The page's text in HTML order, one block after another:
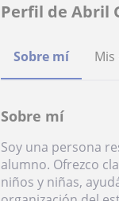
Perfil de Abril
Sobre mí Mis
Sobre mí
Soy una persona
alumno. Ofrezco
niños y niñas,